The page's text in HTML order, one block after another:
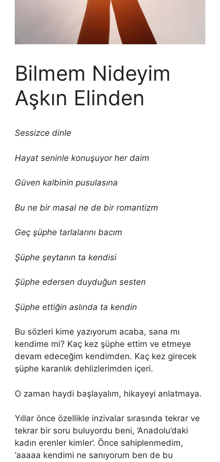
Bilmem Nideyim
Aşkın Elinden
Sessizce dinle
Hayat seninle konuşuyor her daim
Güven kalbinin pusulasına
Bu ne bir masal ne de bir romantizm
Geç şüphe tarlalarını bacım
Şüphe şeytanın ta kendisi
Şüphe edersen duyduğun sesten
Şüphe ettiğin aslında ta kendin
Bu sözleri kime yazıyorum acaba, sana mı
kendime mi? Kaç kez şüphe ettim ve etmeye
devam edeceğim kendimden. Kaç kez girecek
şüphe karanlık dehlizlerimden içeri.
O zaman haydi başlayalım, hikayeyi anlatmaya.
Yıllar önce özellikle inzivalar sırasında tekrar ve
tekrar bir soru buluyordu beni, ‘Anadolu’daki
kadın erenler kimler’. Önce sahiplenmedim,
‘aaaaa kendimi ne sanıyorum ben de bu